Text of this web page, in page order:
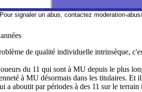
Pour signaler un abus, contactez moderation-